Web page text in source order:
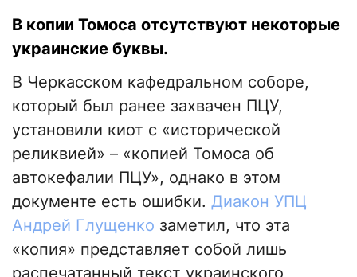
В копии Томоса отсутствуют некоторые
украинские буквы.
В Черкасском кафедральном соборе,
который был ранее захвачен ПЦУ,
установили киот с «исторической
реликвией» – «копией Томоса об
автокефалии ПЦУ», однако в этом
документе есть ошибки. Диакон УПЦ
Андрей Глущенко заметил, что эта
«копия» представляет собой лишь